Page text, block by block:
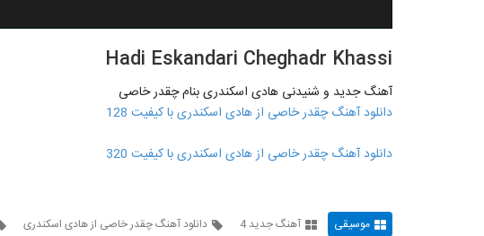
Hadi Eskandari Cheghadr Khassi
آهنگ جدید و شنیدنی هادی اسکندری بنام چقدر خاصی
دانلود آهنگ چقدر خاصی از هادی اسکندری با کیفیت 128
دانلود آهنگ چقدر خاصی از هادی اسکندری با کیفیت 320
موسیقی آهنگ جدید 4 دانلود آهنگ چقدر خاصی از هادی اسکندری